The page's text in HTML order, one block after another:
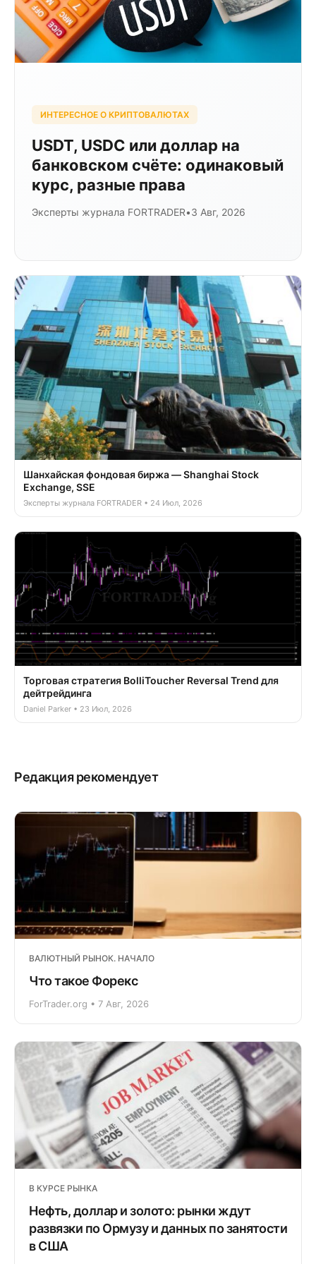
ИНТЕРЕСНОЕ О КРИПТОВАЛЮТАХ
USDT, USDC или доллар на
банковском счёте: одинаковый
курс, разные права
Эксперты журнала FORTRADER•3 Авг, 2026
Шанхайская фондовая биржа — Shanghai Stock
Exchange, SSE
Эксперты журнала FORTRADER • 24 Июл, 2026
Торговая стратегия BolliToucher Reversal Trend для
дейтрейдинга
Daniel Parker • 23 Июл, 2026
Редакция рекомендует
ВАЛЮТНЫЙ РЫНОК. НАЧАЛО
Что такое Форекс
ForTrader.org • 7 Авг, 2026
В КУРСЕ РЫНКА
Нефть, доллар и золото: рынки ждут
развязки по Ормузу и данных по занятости
в США